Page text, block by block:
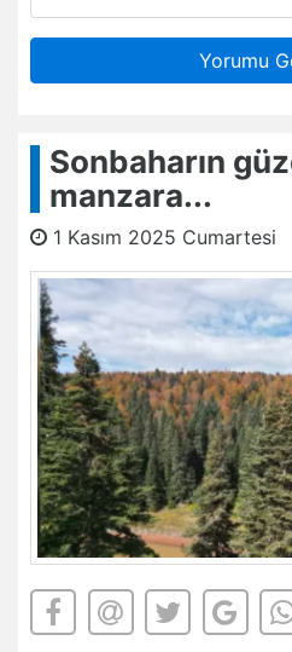
Yorumu
Sonbaharın
manzara...
1 Kasım 2025 Cumartesi